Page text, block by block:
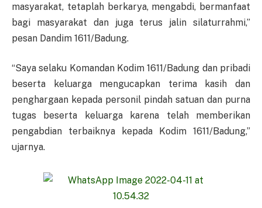
masyarakat, tetaplah berkarya, mengabdi, bermanfaat
bagi masyarakat dan juga terus jalin silaturrahmi,”
pesan Dandim 1611/Badung.
“Saya selaku Komandan Kodim 1611/Badung dan pribadi
beserta keluarga mengucapkan terima kasih dan
penghargaan kepada personil pindah satuan dan purna
tugas beserta keluarga karena telah memberikan
pengabdian terbaiknya kepada Kodim 1611/Badung,”
ujarnya.